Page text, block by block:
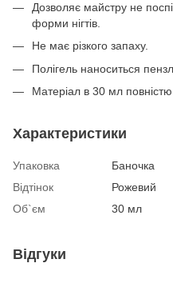
Дозволяє майстру не
форми нігтів.
Не має різкого запаху.
Полігель наноситься
Матеріал в 30 мл
Характеристики
Упаковка
Баночка
Відтінок
Рожевий
Об`єм
30 мл
Відгуки